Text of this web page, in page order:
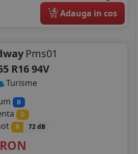
4 Adauga in cos
Pms01
R16 94V
Turisme
B
D
B 72 dB
RON